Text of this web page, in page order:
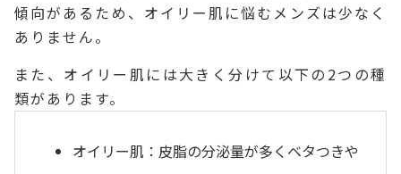
傾向があるため、オイリー肌に悩むメンズは少なく
ありません。
また、オイリー肌には大きく分けて以下の2つの種
類があります。
オイリー肌：皮脂の分泌量が多くベタつきや